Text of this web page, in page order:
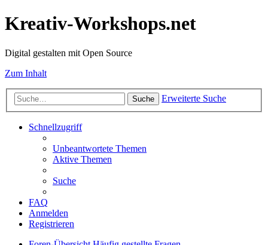
Kreativ-Workshops.net
Digital gestalten mit Open Source
Zum Inhalt
Suche Erweiterte Suche
Schnellzugriff
Unbeantwortete Themen
Aktive Themen
Suche
FAQ
Anmelden
Registrieren